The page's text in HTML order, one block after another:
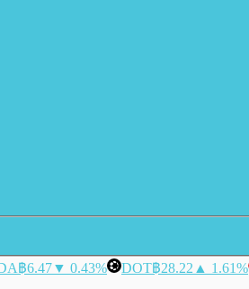
฿6.47▼ 0.43% DOT฿28.22 ▲ 1.61%